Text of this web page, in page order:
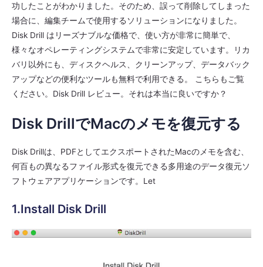
功したことがわかりました。そのため、誤って削除してしまった
場合に、編集チームで使用するソリューションになりました。
Disk Drill はリーズナブルな価格で、使い方が非常に簡単で、
様々なオペレーティングシステムで非常に安定しています。リカ
バリ以外にも、ディスクヘルス、クリーンアップ、データバック
アップなどの便利なツールも無料で利用できる。 こちらもご覧
ください。Disk Drill レビュー。それは本当に良いですか？
Disk DrillでMacのメモを復元する
Disk Drillは、PDFとしてエクスポートされたMacのメモを含む、
何百もの異なるファイル形式を復元できる多用途のデータ復元ソ
フトウェアアプリケーションです。Let
1.Install Disk Drill